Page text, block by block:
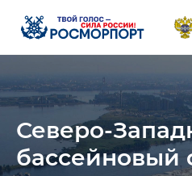
Северо-
бассейновый